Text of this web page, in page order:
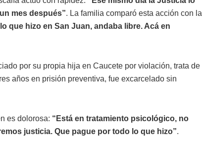
mes después”. La familia comparó esta acción con la
que hizo en San Juan, andaba libre. Acá en
por su propia hija en Caucete por violación, trata de
años en prisión preventiva, fue excarcelado sin
es dolorosa: “Está en tratamiento psicológico, no
justicia. Que pague por todo lo que hizo”.